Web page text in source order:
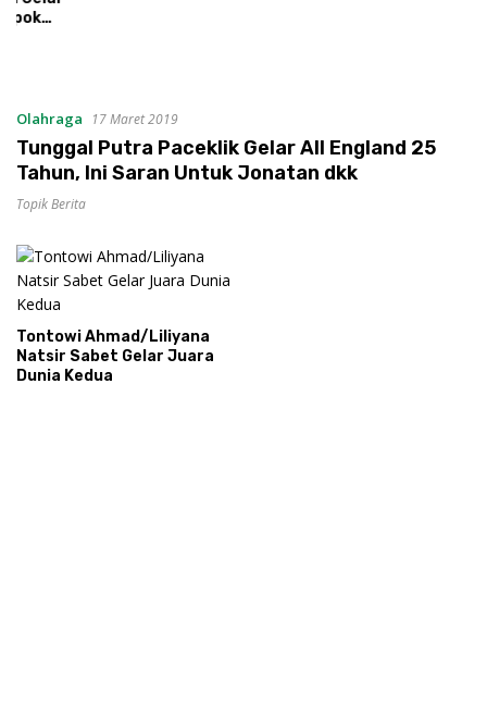
Olahraga 17 Maret 2019
Tunggal Putra Paceklik Gelar All England 25
Tahun, Ini Saran Untuk Jonatan dkk
Topik Berita
Tontowi Ahmad/Liliyana
Natsir Sabet Gelar Juara
Dunia Kedua